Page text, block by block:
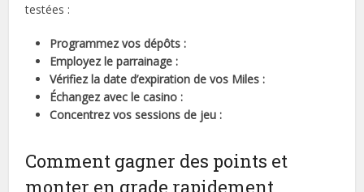
testées :
Programmez vos dépôts :
Employez le parrainage :
Vérifiez la date d’expiration de vos Miles :
Échangez avec le casino :
Concentrez vos sessions de jeu :
Comment gagner des points et
monter en grade rapidement